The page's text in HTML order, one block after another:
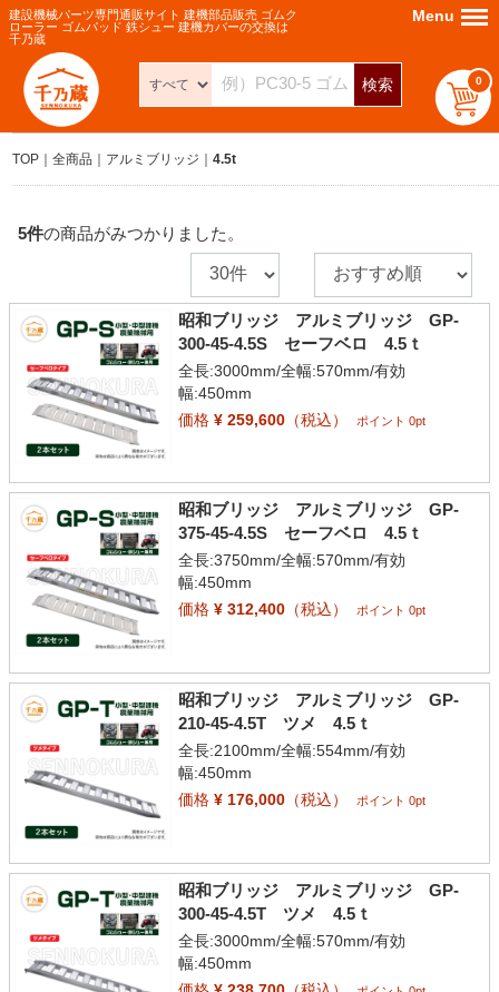
建設機械パーツ専門通販サイト 建機部品販売 ゴムク
ローラー ゴムパッド 鉄シュー 建機カバーの交換は
千乃蔵
検索 0
Menu Menu
TOP 全商品 アルミブリッジ 4.5t
5件の商品がみつかりました。
昭和ブリッジ アルミブリッジ GP-
300-45-4.5S セーフベロ 4.5ｔ
全長:3000mm/全幅:570mm/有効
幅:450mm
価格¥ 259,600（税込） ポイント 0pt
昭和ブリッジ アルミブリッジ GP-
375-45-4.5S セーフベロ 4.5ｔ
全長:3750mm/全幅:570mm/有効
幅:450mm
価格¥ 312,400（税込） ポイント 0pt
昭和ブリッジ アルミブリッジ GP-
210-45-4.5T ツメ 4.5ｔ
全長:2100mm/全幅:554mm/有効
幅:450mm
価格¥ 176,000（税込） ポイント 0pt
昭和ブリッジ アルミブリッジ GP-
300-45-4.5T ツメ 4.5ｔ
全長:3000mm/全幅:570mm/有効
幅:450mm